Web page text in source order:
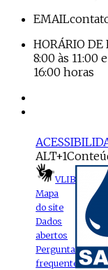
EMAIL
HORÁRIO
8:00 às 11:00
16:00 horas
ALT+1
VLIBRAS
Mapa
do site
Dados
abertos
Perguntas
frequentes